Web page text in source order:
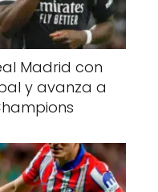
Madrid con
y avanza a